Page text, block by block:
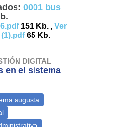
0001 bus
151 Kb. ,Ver
65 Kb.
DIGITAL
en el sistema